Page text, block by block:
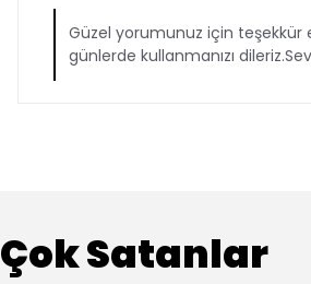
Güzel yorumunuz için teşekkür
günlerde kullanmanızı
Çok Satanlar